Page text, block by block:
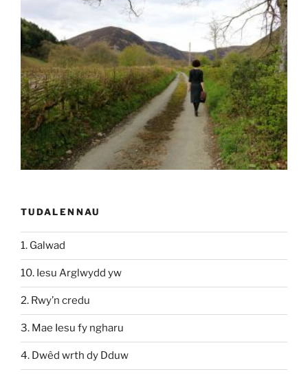
TUDALENNAU
1. Galwad
10. Iesu Arglwydd yw
2. Rwy’n credu
3. Mae Iesu fy ngharu
4. Dwêd wrth dy Dduw